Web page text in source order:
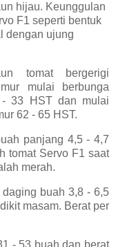
hijau. Keunggulan
F1 seperti bentuk
dengan ujung
tomat bergerigi
mulai berbunga
33 HST dan mulai
62 - 65 HST.
panjang 4,5 - 4,7
tomat Servo F1 saat
merah.
buah 3,8 - 6,5
masam. Berat per
- 53 buah dan berat